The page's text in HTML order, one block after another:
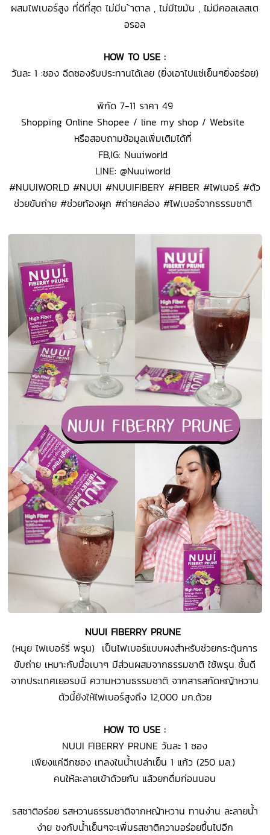
ผสมไฟเบอร์สูง ที่ดีที่สุด ไม่มีน ้าตาล , ไม่มีไขมัน , ไม่มีคอลเลสเต
อรอล
HOW TO USE :
วันละ 1 :ซอง ฉีดซองรับประทานได้เลย (ยิ่งเอาไปแช่เย็นๆยิ่งอร่อย)
พิกัด 7-11 ราคา 49
Shopping Online Shopee / line my shop / Website
หรือสอบถามข้อมูลเพิ่มเติมได้ที่
FB,IG: Nuuiworld
LINE: @Nuuiworld
#NUUIWORLD #NUUI #NUUIFIBERY #FIBER #ไฟเบอร์ #ตัว
ช่วยขับถ่าย #ช่วยท้องผูก #ถ่ายคล่อง #ไฟเบอร์จากธรรมชาติ
NUUI FIBERRY PRUNE
(หนุย ไฟเบอร์รี่ พรุน) เป็นไฟเบอร์แบบผงสำหรับช่วยกระตุ้นการ
ขับถ่าย เหมาะกับมื้อเบาๆ มีส่วนผสมจากธรรมชาติ ใช้พรุน ชั้นดี
จากประเทศเยอรมนี ความหวานธรรมชาติ จากสารสกัดหญ้าหวาน
ตัวนี้ยังให้ไฟเบอร์สูงถึง 12,000 มก.ด้วย
HOW TO USE :
NUUI FIBERRY PRUNE วันละ 1 ซอง
เพียงแค่ฉีกซอง เทลงในน้ำเปล่าเย็น 1 แก้ว (250 มล.)
คนให้ละลายเข้าด้วยกัน แล้วยกดื่มก่อนนอน
รสชาติอร่อย รสหวานธรรมชาติจากหญ้าหวาน ทานง่าน ละลายน้ำ
ง่าย ชงกับน้ำเย็นๆจะเพิ่มรสชาติความอร่อยขึ้นไปอีก